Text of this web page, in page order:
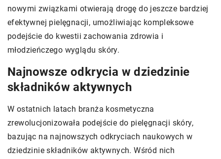
nowymi związkami otwierają drogę do jeszcze bardziej
efektywnej pielęgnacji, umożliwiając kompleksowe
podejście do kwestii zachowania zdrowia i
młodzieńczego wyglądu skóry.
Najnowsze odkrycia w dziedzinie
składników aktywnych
W ostatnich latach branża kosmetyczna
zrewolucjonizowała podejście do pielęgnacji skóry,
bazując na najnowszych odkryciach naukowych w
dziedzinie składników aktywnych. Wśród nich